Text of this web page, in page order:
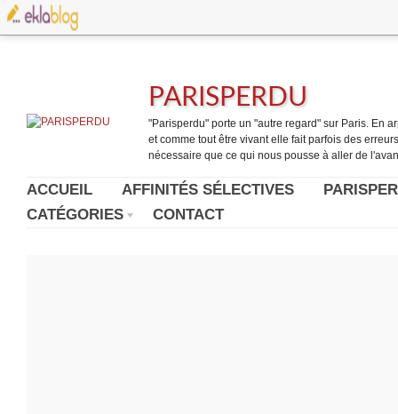
PARISPERDU
"Parisperdu" porte un "autre regard" sur Paris. En
et comme tout être vivant elle fait parfois des
nécessaire que ce qui nous pousse à aller de
ACCUEIL AFFINITÉS SÉLECTIVES
CATÉGORIES
CONTACT